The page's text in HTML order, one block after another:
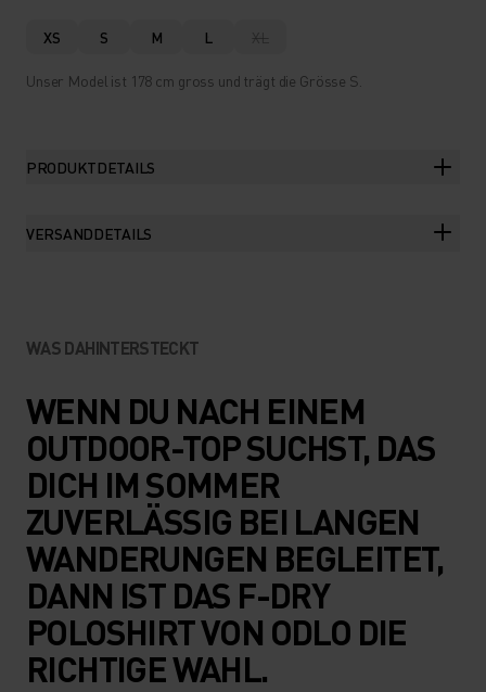
XS S M L XL
Unser Model ist 178 cm gross und trägt die Grösse S.
PRODUKTDETAILS
VERSANDDETAILS
WAS DAHINTERSTECKT
WENN DU NACH EINEM
OUTDOOR-TOP SUCHST, DAS
DICH IM SOMMER
ZUVERLÄSSIG BEI LANGEN
WANDERUNGEN BEGLEITET,
DANN IST DAS F-DRY
POLOSHIRT VON ODLO DIE
RICHTIGE WAHL.